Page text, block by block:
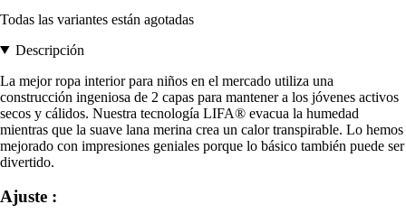
Todas las variantes están agotadas
Descripción
La mejor ropa interior para niños en el mercado utiliza una
construcción ingeniosa de 2 capas para mantener a los jóvenes activos
secos y cálidos. Nuestra tecnología LIFA® evacua la humedad
mientras que la suave lana merina crea un calor transpirable. Lo hemos
mejorado con impresiones geniales porque lo básico también puede ser
divertido.
Ajuste :